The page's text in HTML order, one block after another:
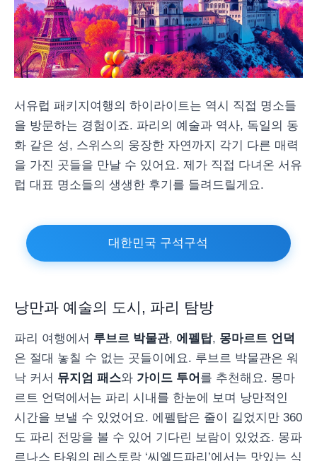
서유럽 패키지여행의 하이라이트는 역시 직접 명소들
을 방문하는 경험이죠. 파리의 예술과 역사, 독일의 동
화 같은 성, 스위스의 웅장한 자연까지 각기 다른 매력
을 가진 곳들을 만날 수 있어요. 제가 직접 다녀온 서유
럽 대표 명소들의 생생한 후기를 들려드릴게요.
대한민국 구석구석
낭만과 예술의 도시, 파리 탐방
파리 여행에서 루브르 박물관, 에펠탑, 몽마르트 언덕
은 절대 놓칠 수 없는 곳들이에요. 루브르 박물관은 워
낙 커서 뮤지엄 패스와 가이드 투어 를 추천해요. 몽마
르트 언덕에서는 파리 시내를 한눈에 보며 낭만적인
시간을 보낼 수 있었어요. 에펠탑은 줄이 길었지만 360
도 파리 전망을 볼 수 있어 기다린 보람이 있었죠. 몽파
르나스 타워의 레스토랑 ‘씨엘드파리’에서는 맛있는 식